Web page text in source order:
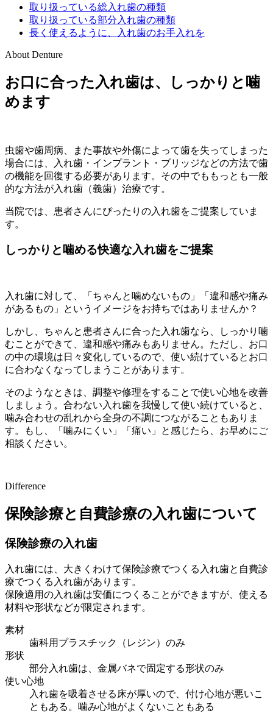
取り扱っている総入れ歯の種類
取り扱っている部分入れ歯の種類
長く使えるように、入れ歯のお手入れを
About Denture
お口に合った入れ歯は、しっかりと噛
めます
虫歯や歯周病、また事故や外傷によって歯を失ってしまった
場合には、入れ歯・インプラント・ブリッジなどの方法で歯
の機能を回復する必要があります。その中でももっとも一般
的な方法が入れ歯（義歯）治療です。
当院では、患者さんにぴったりの入れ歯をご提案していま
す。
しっかりと噛める快適な入れ歯をご提案
入れ歯に対して、「ちゃんと噛めないもの」「違和感や痛み
があるもの」というイメージをお持ちではありませんか？
しかし、ちゃんと患者さんに合った入れ歯なら、しっかり噛
むことができて、違和感や痛みもありません。ただし、お口
の中の環境は日々変化しているので、使い続けているとお口
に合わなくなってしまうことがあります。
そのようなときは、調整や修理をすることで使い心地を改善
しましょう。合わない入れ歯を我慢して使い続けていると、
噛み合わせの乱れから全身の不調につながることもありま
す。もし、「噛みにくい」「痛い」と感じたら、お早めにご
相談ください。
Difference
保険診療と自費診療の入れ歯について
保険診療の入れ歯
入れ歯には、大きくわけて保険診療でつくる入れ歯と自費診
療でつくる入れ歯があります。
保険適用の入れ歯は安価につくることができますが、使える
材料や形状などが限定されます。
素材
歯科用プラスチック（レジン）のみ
形状
部分入れ歯は、金属バネで固定する形状のみ
使い心地
入れ歯を吸着させる床が厚いので、付け心地が悪いこ
ともある。噛み心地がよくないこともある